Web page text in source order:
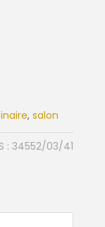
, salon
:34552/03/41